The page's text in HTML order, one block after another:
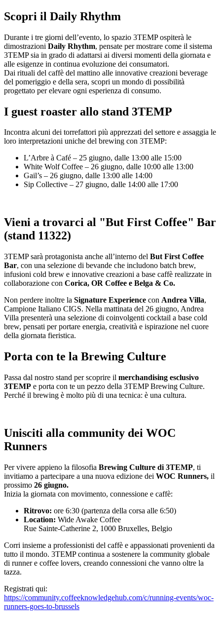
Scopri il Daily Rhythm
Durante i tre giorni dell’evento, lo spazio 3TEMP ospiterà le
dimostrazioni Daily Rhythm, pensate per mostrare come il sistema
3TEMP sia in grado di adattarsi ai diversi momenti della giornata e
alle esigenze in continua evoluzione dei consumatori.
Dai rituali del caffè del mattino alle innovative creazioni beverage
del pomeriggio e della sera, scopri un mondo di possibilità
progettato per elevare ogni esperienza di consumo.
I guest roaster allo stand 3TEMP
Incontra alcuni dei torrefattori più apprezzati del settore e assaggia le
loro interpretazioni uniche del brewing con 3TEMP:
L’Arbre à Café – 25 giugno, dalle 13:00 alle 15:00
White Wolf Coffee – 26 giugno, dalle 10:00 alle 13:00
Gail’s – 26 giugno, dalle 13:00 alle 14:00
Sip Collective – 27 giugno, dalle 14:00 alle 17:00
Vieni a trovarci al "But First Coffee" Bar
(stand 11322)
3TEMP sarà protagonista anche all’interno del But First Coffee
Bar, con una selezione di bevande che includono batch brew,
infusioni cold brew e innovative creazioni a base caffè realizzate in
collaborazione con Corica, OR Coffee e Belga & Co.
Non perdere inoltre la Signature Experience con Andrea Villa,
Campione Italiano CIGS. Nella mattinata del 26 giugno, Andrea
Villa presenterà una selezione di coinvolgenti cocktail a base cold
brew, pensati per portare energia, creatività e ispirazione nel cuore
della giornata fieristica.
Porta con te la Brewing Culture
Passa dal nostro stand per scoprire il merchandising esclusivo
3TEMP e porta con te un pezzo della 3TEMP Brewing Culture.
Perché il brewing è molto più di una tecnica: è una cultura.
Unisciti alla community dei WOC
Runners
Per vivere appieno la filosofia Brewing Culture di 3TEMP, ti
invitiamo a partecipare a una nuova edizione dei WOC Runners, il
prossimo 26 giugno.
Inizia la giornata con movimento, connessione e caffè:
Ritrovo: ore 6:30 (partenza della corsa alle 6:50)
Location: Wide Awake Coffee
Rue Sainte-Catherine 2, 1000 Bruxelles, Belgio
Corri insieme a professionisti del caffè e appassionati provenienti da
tutto il mondo. 3TEMP continua a sostenere la community globale
di runner e coffee lovers, creando connessioni che vanno oltre la
tazza.
Registrati qui:
https://community.coffeeknowledgehub.com/c/running-events/woc-
runners-goes-to-brussels